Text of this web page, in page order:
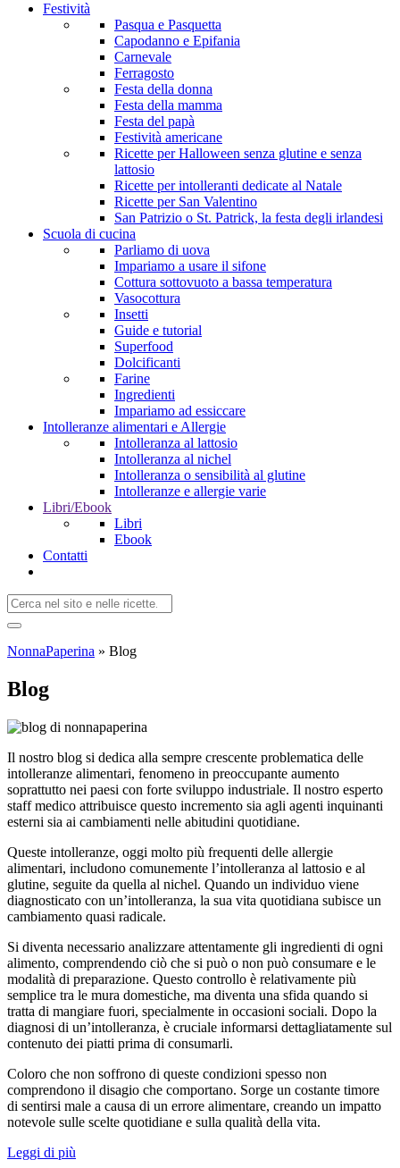
Festività
Pasqua e Pasquetta
Capodanno e Epifania
Carnevale
Ferragosto
Festa della donna
Festa della mamma
Festa del papà
Festività americane
Ricette per Halloween senza glutine e senza
lattosio
Ricette per intolleranti dedicate al Natale
Ricette per San Valentino
San Patrizio o St. Patrick, la festa degli irlandesi
Scuola di cucina
Parliamo di uova
Impariamo a usare il sifone
Cottura sottovuoto a bassa temperatura
Vasocottura
Insetti
Guide e tutorial
Superfood
Dolcificanti
Farine
Ingredienti
Impariamo ad essiccare
Intolleranze alimentari e Allergie
Intolleranza al lattosio
Intolleranza al nichel
Intolleranza o sensibilità al glutine
Intolleranze e allergie varie
Libri/Ebook
Libri
Ebook
Contatti
NonnaPaperina » Blog
Blog
Il nostro blog si dedica alla sempre crescente problematica delle
intolleranze alimentari, fenomeno in preoccupante aumento
soprattutto nei paesi con forte sviluppo industriale. Il nostro esperto
staff medico attribuisce questo incremento sia agli agenti inquinanti
esterni sia ai cambiamenti nelle abitudini quotidiane.
Queste intolleranze, oggi molto più frequenti delle allergie
alimentari, includono comunemente l’intolleranza al lattosio e al
glutine, seguite da quella al nichel. Quando un individuo viene
diagnosticato con un’intolleranza, la sua vita quotidiana subisce un
cambiamento quasi radicale.
Si diventa necessario analizzare attentamente gli ingredienti di ogni
alimento, comprendendo ciò che si può o non può consumare e le
modalità di preparazione. Questo controllo è relativamente più
semplice tra le mura domestiche, ma diventa una sfida quando si
tratta di mangiare fuori, specialmente in occasioni sociali. Dopo la
diagnosi di un’intolleranza, è cruciale informarsi dettagliatamente sul
contenuto dei piatti prima di consumarli.
Coloro che non soffrono di queste condizioni spesso non
comprendono il disagio che comportano. Sorge un costante timore
di sentirsi male a causa di un errore alimentare, creando un impatto
notevole sulle scelte quotidiane e sulla qualità della vita.
Leggi di più